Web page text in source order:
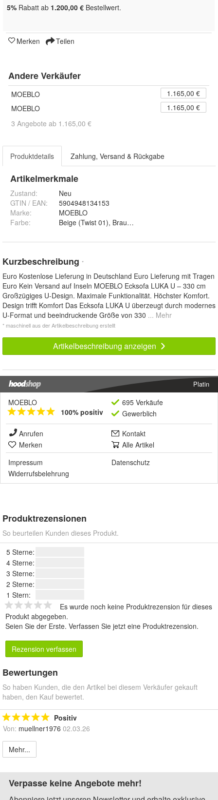
5% Rabatt ab 1.200,00 € Bestellwert.
Merken Teilen
Andere Verkäufer
MOEBLO
1.165,00 €
MOEBLO
1.165,00 €
3 Angebote ab 1.165,00 €
Produktdetails Zahlung, Versand & Rückgabe
Artikelmerkmale
Zustand:
Neu
GTIN / EAN:
5904948134153
Marke:
MOEBLO
Farbe:
Kurzbeschreibung *
Euro Kostenlose Lieferung in Deutschland Euro Lieferung mit Tragen
Euro Kein Versand auf Inseln MOEBLO Ecksofa LUKA U – 330 cm
Großzügiges U-Design. Maximale Funktionalität. Höchster Komfort.
Design trifft Komfort Das Ecksofa LUKA U überzeugt durch modernes
U-Format und beeindruckende Größe von 330 ... Mehr
* maschinell aus der Artikelbeschreibung erstellt
Artikelbeschreibung anzeigen
Platin
MOEBLO
100% positiv
695 Verkäufe
Gewerblich
Anrufen
Kontakt
Merken
Alle Artikel
Impressum
Datenschutz
Widerrufsbelehrung
Produktrezensionen
So beurteilen Kunden dieses Produkt.
5 Sterne:
4 Sterne:
3 Sterne:
2 Sterne:
1 Stern:
Es wurde noch keine Produktrezension für dieses
Produkt abgegeben.
Seien Sie der Erste. Verfassen Sie jetzt eine Produktrezension.
Rezension verfassen
Bewertungen
So haben Kunden, die den Artikel bei diesem Verkäufer gekauft
haben, den Kauf bewertet.
Positiv
Von: muellner1976 02.03.26
Mehr...
Verpasse keine Angebote mehr!